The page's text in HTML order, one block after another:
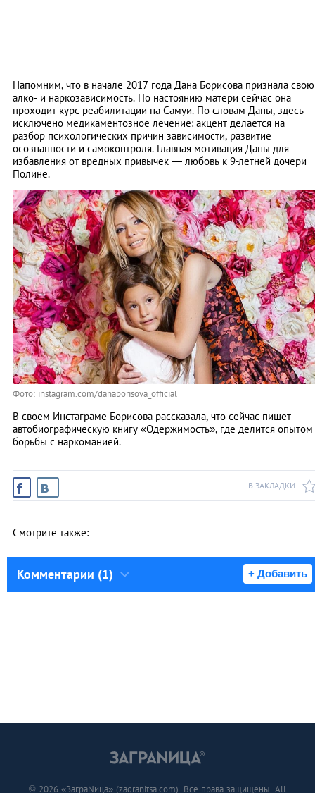
Напомним, что в начале 2017 года Дана Борисова признала свою
алко- и наркозависимость. По настоянию матери сейчас она
проходит курс реабилитации на Самуи. По словам Даны, здесь
исключено медикаментозное лечение: акцент делается на
разбор психологических причин зависимости, развитие
осознанности и самоконтроля. Главная мотивация Даны для
избавления от вредных привычек ― любовь к 9-летней дочери
Полине.
Фото: instagram.com/danaborisova_official
В своем Инстаграме Борисова рассказала, что сейчас пишет
автобиографическую книгу «Одержимость», где делится опытом
борьбы с наркоманией.
В ЗАКЛАДКИ
Смотрите также:
Комментарии (1) + Добавить
© 2026 «ЗаграNица» (zagranitsa.com). Все права защищены. All